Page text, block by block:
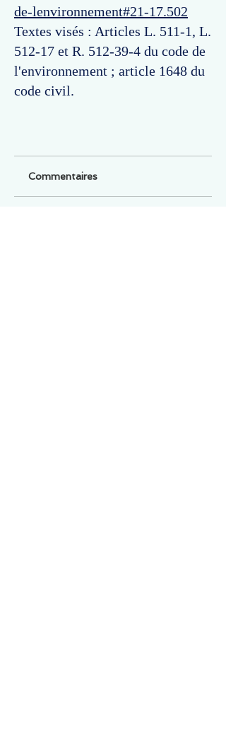
de-lenvironnement#21-17.502
Textes visés : Articles L. 511-1, L.
512-17 et R. 512-39-4 du code de
l'environnement ; article 1648 du
code civil.
Commentaires